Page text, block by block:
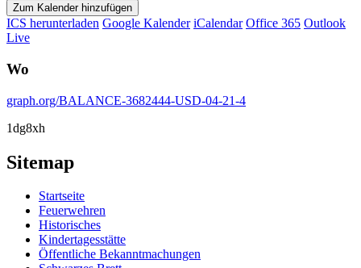
Zum Kalender hinzufügen
ICS herunterladen Google Kalender iCalendar Office 365 Outlook
Live
Wo
graph.org/BALANCE-3682444-USD-04-21-4
1dg8xh
Sitemap
Startseite
Feuerwehren
Historisches
Kindertagesstätte
Öffentliche Bekanntmachungen